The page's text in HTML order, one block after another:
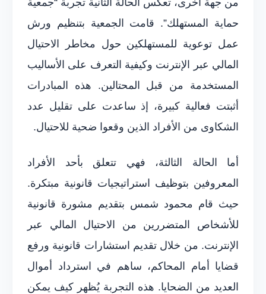
حماية المستهلك”. قامت الجمعية بتنظيم ورش
عمل توعوية للمستهلكين حول مخاطر الاحتيال
المالي عبر الإنترنت وكيفية التعرف على الأساليب
المستخدمة من قبل المحتالين. هذه المبادرات
أثبتت فعالية كبيرة، إذ ساعدت على تقليل عدد
الشكاوى من الأفراد الذين وقعوا ضحية للاحتيال.
أما الحالة الثالثة، فهي تتعلق بأحد الأفراد
المعروفين بتوظيف استراتيجيات قانونية مبتكرة.
حيث قام محمود شمس بتقديم مشورة قانونية
للأشخاص المتضررين من الاحتيال المالي عبر
الإنترنت. من خلال تقديم استشارات قانونية ورفع
قضايا أمام المحاكم، ساهم في استرداد أموال
العديد من الضحايا. هذه التجربة يُظهر كيف يمكن